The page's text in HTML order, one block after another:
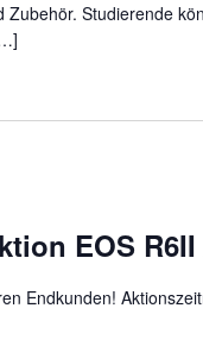
Studierende
EOS R6II
Endkunden!